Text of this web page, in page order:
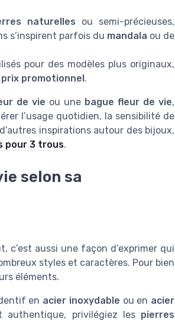
naturelles ou semi-précieuses,
s’inspirent parfois du mandala ou de
pour des modèles plus originaux,
prix promotionnel .
de vie ou une bague fleur de vie,
l’usage quotidien, la sensibilité de
inspirations autour des bijoux,
pour 3 trous.
selon sa
c’est aussi une façon d’exprimer qui
styles et caractères. Pour bien
éléments.
en acier inoxydable ou en acier
authentique, privilégiez les pierres